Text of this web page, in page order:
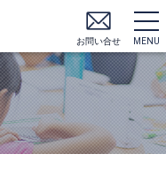
お問い合せ MENU